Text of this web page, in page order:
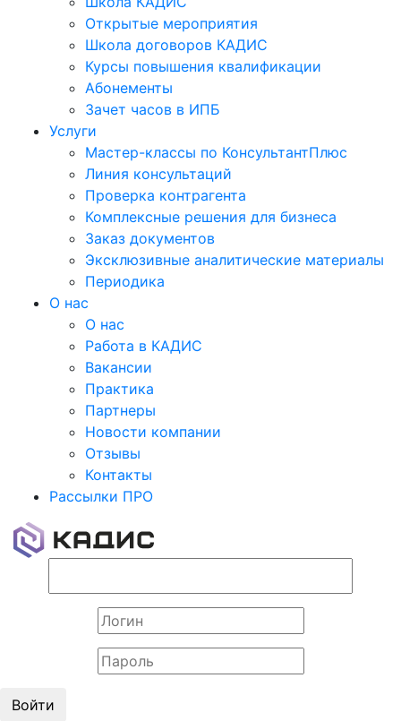
Открытые мероприятия
Школа договоров КАДИС
Курсы повышения квалификации
Абонементы
Зачет часов в ИПБ
Услуги
Мастер-классы по КонсультантПлюс
Линия консультаций
Проверка контрагента
Комплексные решения для бизнеса
Заказ документов
Эксклюзивные аналитические материалы
Периодика
О нас
О нас
Работа в КАДИС
Вакансии
Практика
Партнеры
Новости компании
Отзывы
Контакты
Рассылки ПРО
Войти